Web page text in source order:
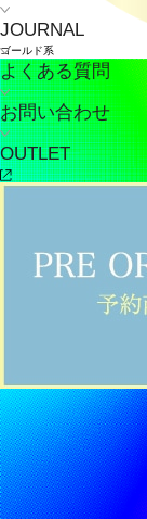
JOURNAL
よくある質問
お問い合わせ
OUTLET
ゴールド系